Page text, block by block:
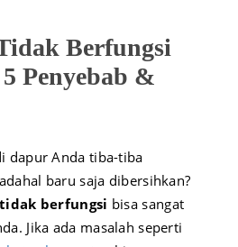
Berfungsi
Penyebab &
dapur Anda tiba-tiba
baru saja dibersihkan?
berfungsi bisa sangat
Jika ada masalah seperti